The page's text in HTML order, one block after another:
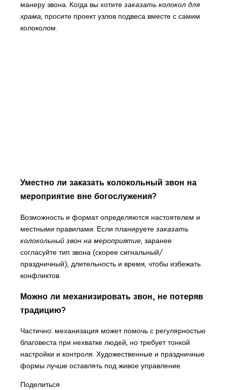
манеру звона. Когда вы хотите заказать колокол для
храма, просите проект узлов подвеса вместе с самим
колоколом.
Уместно ли заказать колокольный звон на
мероприятие вне богослужения?
Возможность и формат определяются настоятелем и
местными правилами. Если планируете заказать
колокольный звон на мероприятие, заранее
согласуйте тип звона (скорее сигнальный/
праздничный), длительность и время, чтобы избежать
конфликтов.
Можно ли механизировать звон, не потеряв
традицию?
Частично: механизация может помочь с регулярностью
благовеста при нехватке людей, но требует тонкой
настройки и контроля. Художественные и праздничные
формы лучше оставлять под живое управление.
Поделиться